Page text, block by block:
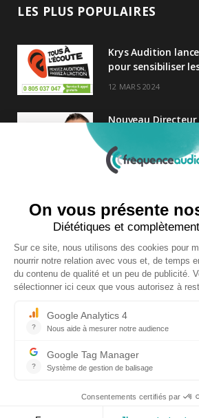
LES PLUS POPULAIRES
Krys Audition
pour sensibiliser
12 MARS 2024
Nouveau Directeur
27 MARS 2024
une nouvelle
satisfaction
25 FÉVRIER 2025
Copyright © 2026 | Tous droits réservés |
Politique de confidentialité|Plan du site